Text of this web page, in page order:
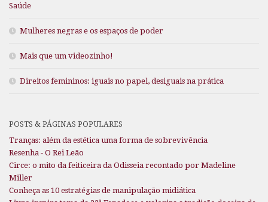
Saúde
Mulheres negras e os espaços de poder
Mais que um videozinho!
Direitos femininos: iguais no papel, desiguais na prática
POSTS & PÁGINAS POPULARES
Tranças: além da estética uma forma de sobrevivência
Resenha - O Rei Leão
Circe: o mito da feiticeira da Odisseia recontado por Madeline
Miller
Conheça as 10 estratégias de manipulação midiática